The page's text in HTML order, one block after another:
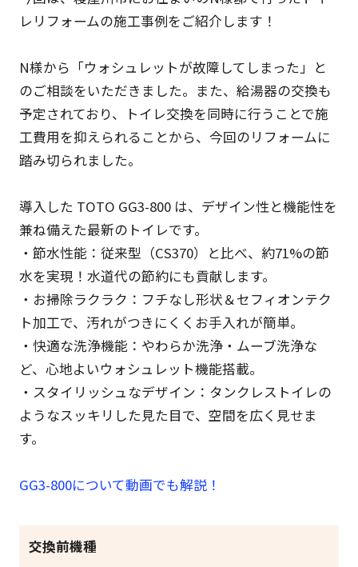
レリフォームの施工事例をご紹介します！
N様から「ウォシュレットが故障してしまった」と
のご相談をいただきました。また、給湯器の交換も
予定されており、トイレ交換を同時に行うことで施
工費用を抑えられることから、今回のリフォームに
踏み切られました。
導入した TOTO GG3-800 は、デザイン性と機能性を
兼ね備えた最新のトイレです。
・節水性能：従来型（CS370）と比べ、約71%の節
水を実現！水道代の節約にも貢献します。
・お掃除ラクラク：フチなし形状＆セフィオンテク
ト加工で、汚れがつきにくくお手入れが簡単。
・快適な洗浄機能：やわらか洗浄・ムーブ洗浄な
ど、心地よいウォシュレット機能搭載。
・スタイリッシュなデザイン：タンクレストイレの
ようなスッキリした見た目で、空間を広く見せま
す。
GG3-800について動画でも解説！
交換前機種